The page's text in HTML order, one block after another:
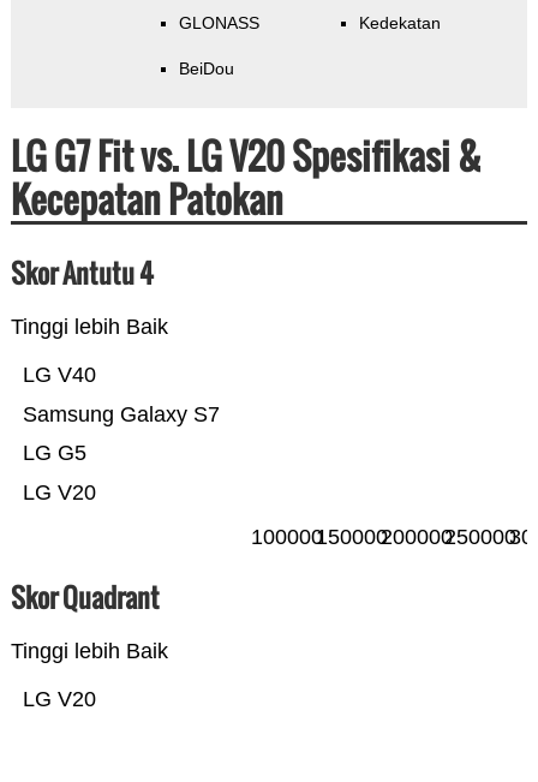
GLONASS
BeiDou
Kedekatan
LG G7 Fit vs. LG V20 Spesifikasi &
Kecepatan Patokan
Skor Antutu 4
Tinggi lebih Baik
LG V20
LG G5
Samsung Galaxy S7
LG V40
100000150000200000250000
Skor Quadrant
Tinggi lebih Baik
LG V20